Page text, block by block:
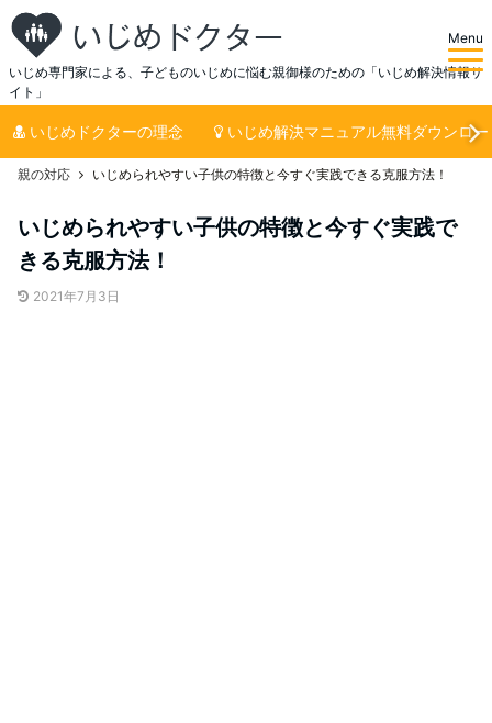
いじめ専門家による、子どものいじめに悩む親御様のための「いじめ解決情報サ
イト」
Menu
いじめドクターの理念 いじめ解決マニュアル無料ダウンロー
親の対応 いじめられやすい子供の特徴と今すぐ実践できる克服方法！
いじめられやすい子供の特徴と今すぐ実践で
きる克服方法！
2021年7月3日